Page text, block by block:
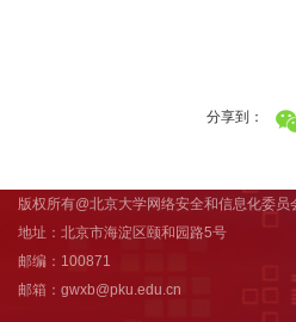
分享到：
版权所有@北京大学网络安全和信息化委员
地址：北京市海淀区颐和园路5号
邮编：100871
邮箱：gwxb@pku.edu.cn